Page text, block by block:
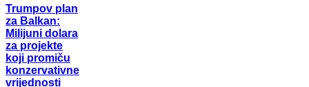
Trumpov plan
za Balkan:
Milijuni dolara
za projekte
koji promiču
konzervativne
vrijednosti